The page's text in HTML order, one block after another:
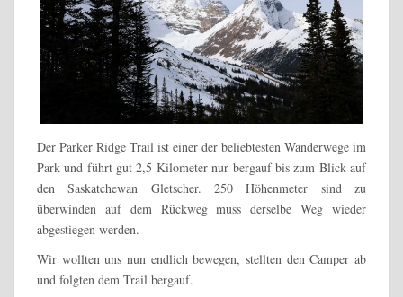
Der Parker Ridge Trail ist einer der beliebtesten Wanderwege im
Park und führt gut 2,5 Kilometer nur bergauf bis zum Blick auf
den Saskatchewan Gletscher. 250 Höhenmeter sind zu
überwinden auf dem Rückweg muss derselbe Weg wieder
abgestiegen werden.
Wir wollten uns nun endlich bewegen, stellten den Camper ab
und folgten dem Trail bergauf.